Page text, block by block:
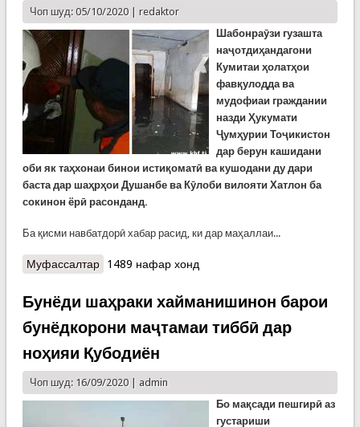
Чоп шуд: 05/10/2020 | redaktor
Шабонраӯзи гузашта
наҷотдиҳандагони
Кумитаи ҳолатҳои
фавқулодда ва
мудофиаи граждании
назди Ҳукумати
Ҷумҳурии Тоҷикистон
дар берун кашидани
оби як таҳхонаи бинои истиқоматӣ ва кушодани ду дари
баста дар шаҳрҳои Душанбе ва Кӯлоби вилояти Хатлон ба
сокинон ёрӣ расонданд.
Ба қисми навбатдорӣ хабар расид, ки дар маҳаллаи...
Муфассалтаро Имдодгарон оби таҳхонаи як биноро берун
дар шаҳрҳои Душанбе ва Кӯлобро боз карданд
1489 нафар хонд
Бунёди шаҳраки хайманишинон барои
бунёдкорони маҷтамаи тиббӣ дар
ноҳияи Қубодиён
Чоп шуд: 16/09/2020 | admin
Бо мақсади пешгирӣ аз
густариши